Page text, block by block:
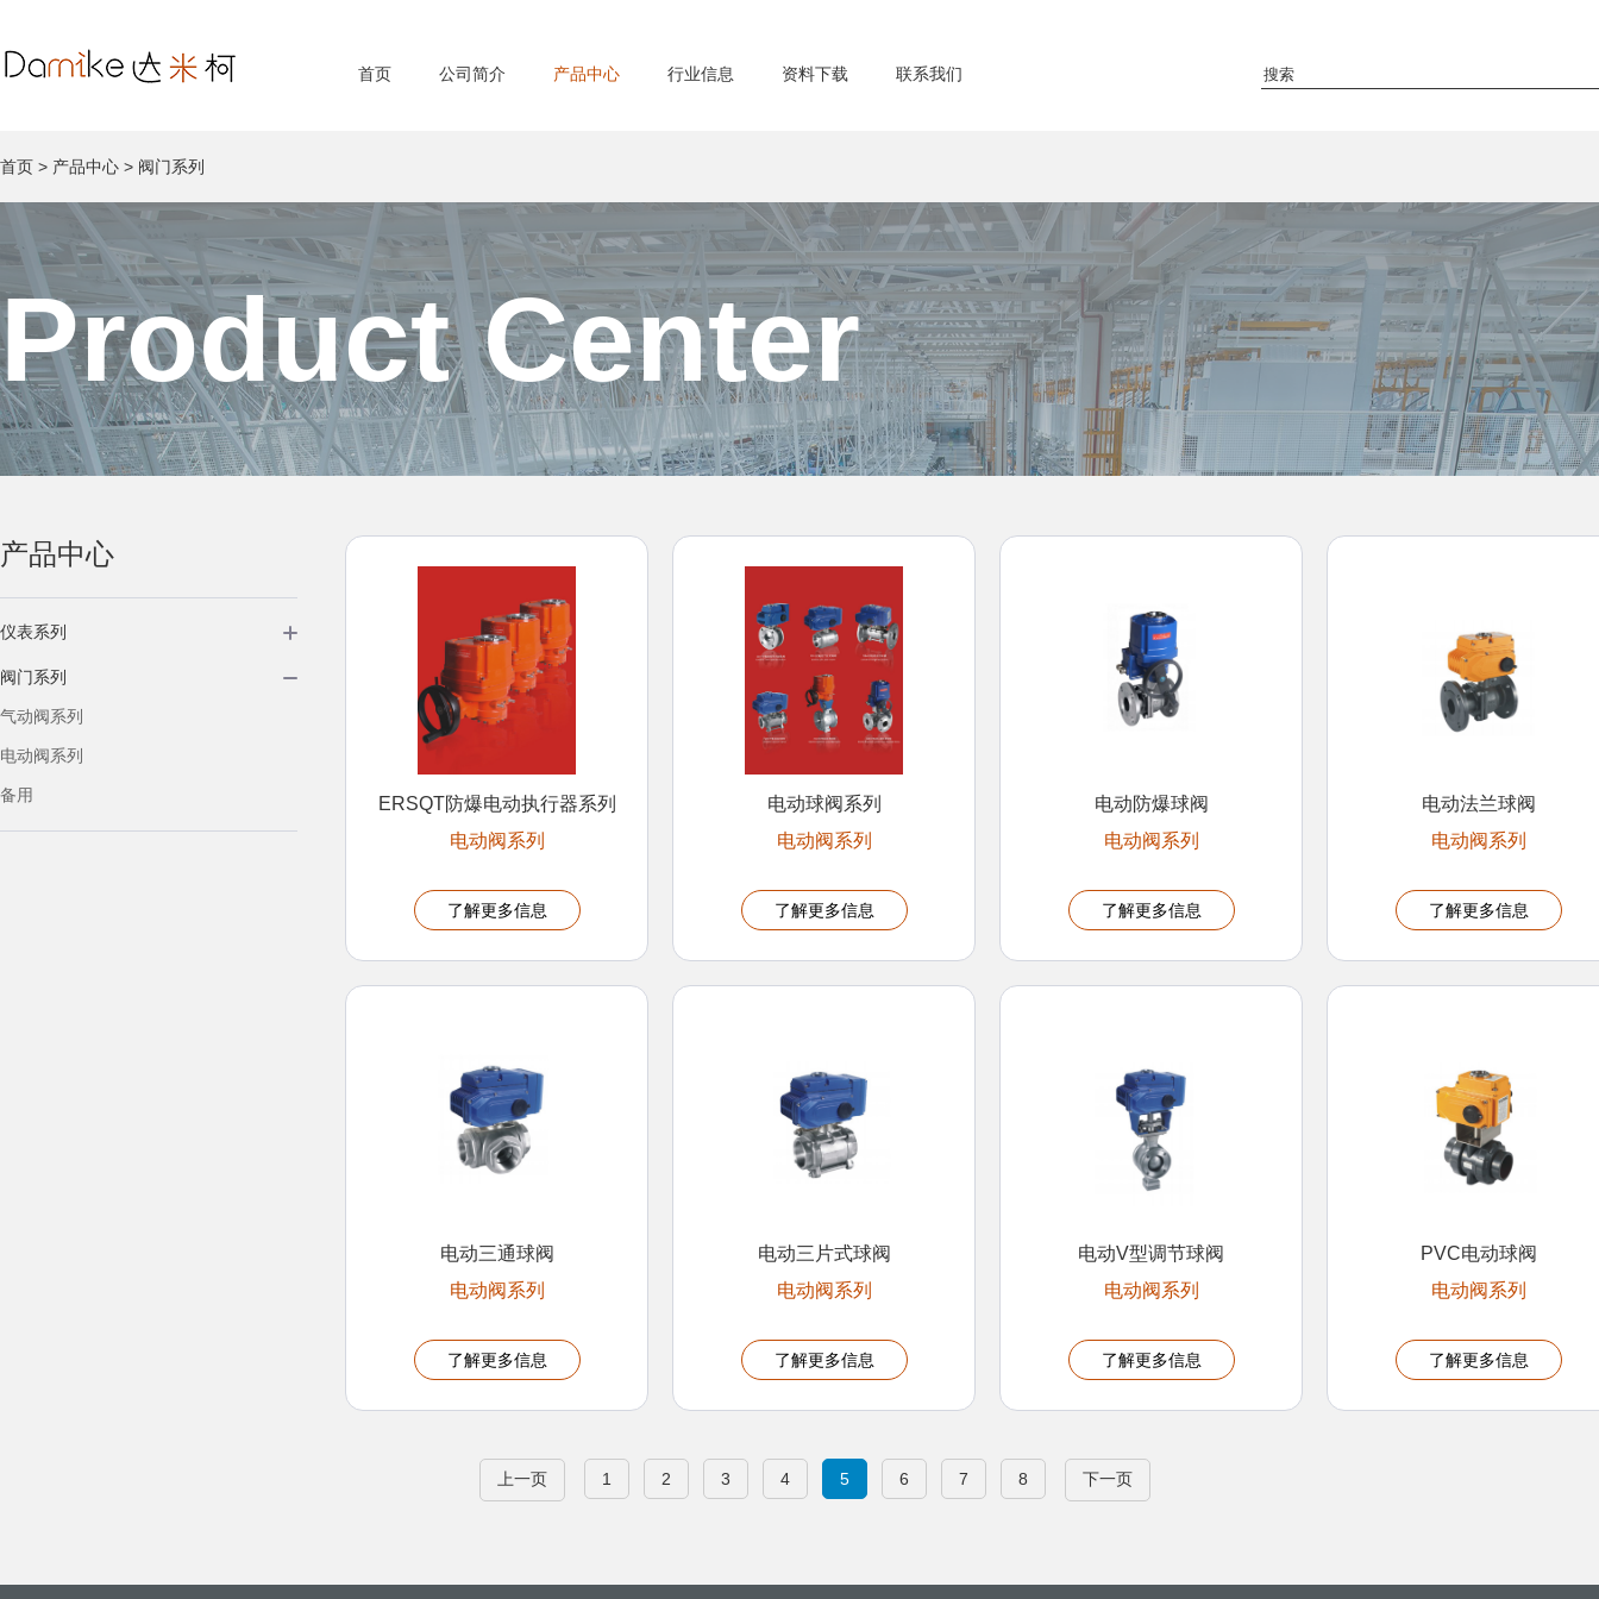
首页 公司简介 产品中心 行业信息 资料下载 联系我们
首页 > 产品中心 > 阀门系列
Product Center
产品中心
仪表系列
阀门系列
气动阀系列
电动阀系列
备用
ERSQT防爆电动执行器系列
电动阀系列
了解更多信息
电动球阀系列
电动阀系列
了解更多信息
电动防爆球阀
电动阀系列
了解更多信息
电动法兰球阀
电动阀系列
了解更多信息
电动三通球阀
电动阀系列
了解更多信息
电动三片式球阀
电动阀系列
了解更多信息
电动V型调节球阀
电动阀系列
了解更多信息
PVC电动球阀
电动阀系列
了解更多信息
上一页 1 2 3 4 5 6 7 8 下一页